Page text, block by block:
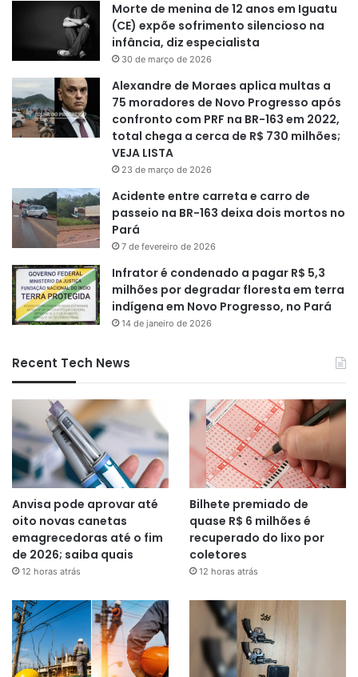
Morte de menina de 12 anos em Iguatu
(CE) expõe sofrimento silencioso na
infância, diz especialista
30 de março de 2026
Alexandre de Moraes aplica multas a
75 moradores de Novo Progresso após
confronto com PRF na BR-163 em 2022,
total chega a cerca de R$ 730 milhões;
VEJA LISTA
23 de março de 2026
Acidente entre carreta e carro de
passeio na BR-163 deixa dois mortos no
Pará
7 de fevereiro de 2026
Infrator é condenado a pagar R$ 5,3
milhões por degradar floresta em terra
indígena em Novo Progresso, no Pará
14 de janeiro de 2026
Recent Tech News
Anvisa pode aprovar até
oito novas canetas
emagrecedoras até o fim
de 2026; saiba quais
12 horas atrás
Bilhete premiado de
quase R$ 6 milhões é
recuperado do lixo por
coletores
12 horas atrás